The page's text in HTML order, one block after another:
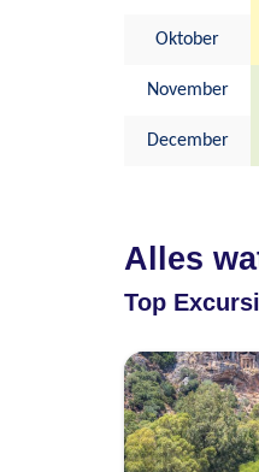
Oktober
November
December
Alles
Top